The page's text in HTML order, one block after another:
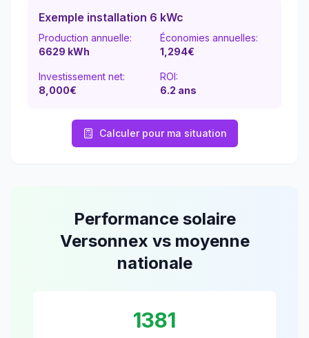
Exemple installation 6 kWc
Production annuelle:
6629 kWh
Économies annuelles:
1,294€
Investissement net:
8,000€
ROI:
6.2 ans
Calculer pour ma situation
Performance solaire
Versonnex vs moyenne
nationale
1381